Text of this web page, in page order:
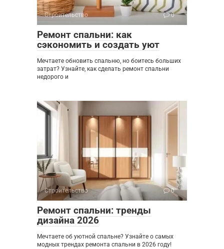
Строительство 0
Ремонт спальни: как
сэкономить и создать уют
Мечтаете обновить спальню, но боитесь больших
затрат? Узнайте, как сделать ремонт спальни
недорого и
Строительство 0
Ремонт спальни: тренды
дизайна 2026
Мечтаете об уютной спальне? Узнайте о самых
модных трендах ремонта спальни в 2026 году!